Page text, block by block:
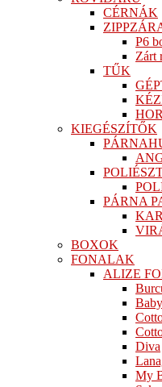
CÉRNÁK
P6
Zárt
TŰK
KIEGÉSZÍTŐK
PÁRNA
BOXOK
FONALAK
ALIZE
Diva
My